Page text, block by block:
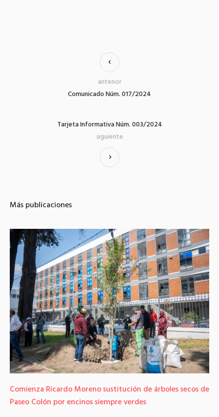
Comunicado Núm. 017/2024
anterior
Tarjeta Informativa Núm. 003/2024
siguiente
Más publicaciones
Comienza Ricardo Moreno sustitución de árboles secos de
Paseo Colón por encinos siempre verdes